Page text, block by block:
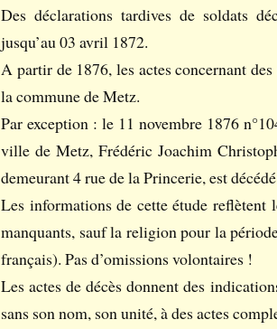
Des déclarations tardives de soldats
jusqu’au 03 avril 1872.
A partir de 1876, les actes concernant
la commune de Metz.
Par exception : le 11 novembre 1876
ville de Metz, Frédéric Joachim
demeurant 4 rue de la Princerie, est
Les informations de cette étude reflètent
manquants, sauf la religion pour la
français). Pas d’omissions volontaires !
Les actes de décès donnent des
sans son nom, son unité, à des actes